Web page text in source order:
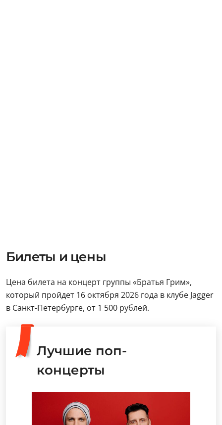
Билеты и цены
Цена билета на концерт группы «Братья Грим»,
который пройдет 16 октября 2026 года в клубе Jagger
в Санкт-Петербурге, от 1 500 рублей.
Лучшие поп-
концерты